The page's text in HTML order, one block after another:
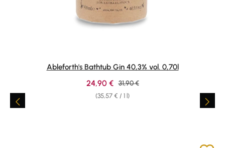
Ableforth's Bathtub Gin 40,3% vol. 0,70l
(35,57 € / 1 l)
Sale price:
24,90 € Regular price:
31,90 €